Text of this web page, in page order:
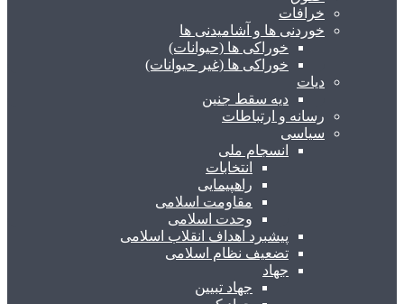
خرافات
خوردنی ها و آشامیدنی ها
خوراکی ها (حیوانات)
خوراکی ها (غیر حیوانات)
دیات
دیه سقط جنین
رسانه و ارتباطات
سیاسی
انسجام ملی
انتخابات
راهپیمایی
مقاومت اسلامی
وحدت اسلامی
پیشبرد اهداف انقلاب اسلامی
تضعیف نظام اسلامی
جهاد
جهاد تبیین